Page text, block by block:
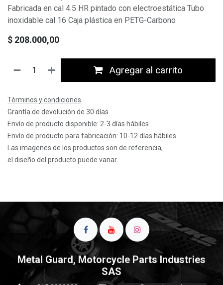
Fabricada en cal 4.5 HR pintado con electroestática Tubo
inoxidable cal 16 Caja plástica en PETG-Carbono
$ 208.000,00
Agregar al carrito
Términos y condiciones
Grantía de devolución de 30 días
Envío de producto disponible: 2-3 días hábiles
Envío de producto para fabricación: 10-12 días hábiles
Las imagenes de los productos son de referencia,
el diseño del producto puede variar.
Metal Guard, Motorcycle Parts Industries
SAS